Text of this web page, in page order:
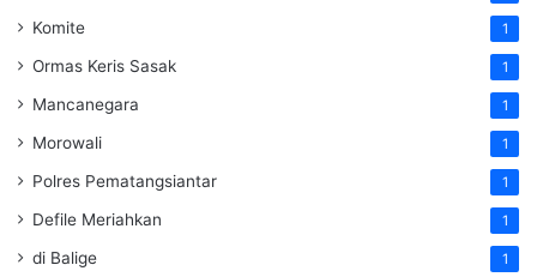
Komite 1
Ormas Keris Sasak 1
Mancanegara 1
Morowali 1
Polres Pematangsiantar 1
Defile Meriahkan 1
di Balige 1